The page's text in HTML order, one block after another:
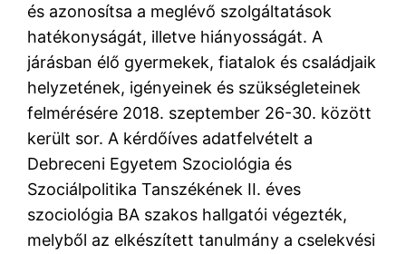
és azonosítsa a meglévő szolgáltatások
hatékonyságát, illetve hiányosságát. A
járásban élő gyermekek, fiatalok és családjaik
helyzetének, igényeinek és szükségleteinek
felmérésére 2018. szeptember 26-30. között
került sor. A kérdőíves adatfelvételt a
Debreceni Egyetem Szociológia és
Szociálpolitika Tanszékének II. éves
szociológia BA szakos hallgatói végezték,
melyből az elkészített tanulmány a cselekvési